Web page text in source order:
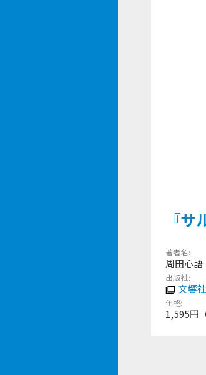
『
著者名
周田心語
出版社
文響社
価格
1,595円